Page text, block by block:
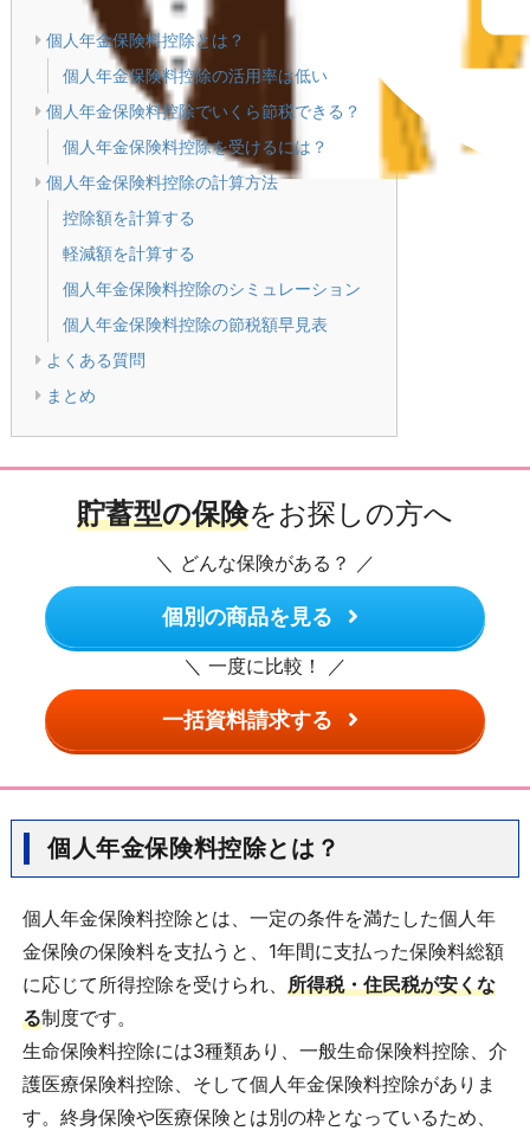
個人年金保険料控除とは？
個人年金保険料控除の活用率は低い
個人年金保険料控除でいくら節税できる？
個人年金保険料控除を受けるには？
個人年金保険料控除の計算方法
控除額を計算する
軽減額を計算する
個人年金保険料控除のシミュレーション
個人年金保険料控除の節税額早見表
よくある質問
まとめ
貯蓄型の保険をお探しの方へ
＼ どんな保険がある？ ／
個別の商品を見る
＼ 一度に比較！ ／
一括資料請求する
個人年金保険料控除とは？
個人年金保険料控除とは、一定の条件を満たした個人年
金保険の保険料を支払うと、1年間に支払った保険料総額
に応じて所得控除を受けられ、 所得税・住民税が安くな
る制度です。
生命保険料控除には3種類あり、一般生命保険料控除、介
護医療保険料控除、そして個人年金保険料控除がありま
す。終身保険や医療保険とは別の枠となっているため、